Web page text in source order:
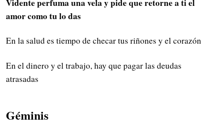
Vidente perfuma una vela y pide que retorne a ti el
amor como tu lo das
En la salud es tiempo de checar tus riñones y el corazón
En el dinero y el trabajo, hay que pagar las deudas
atrasadas
Géminis